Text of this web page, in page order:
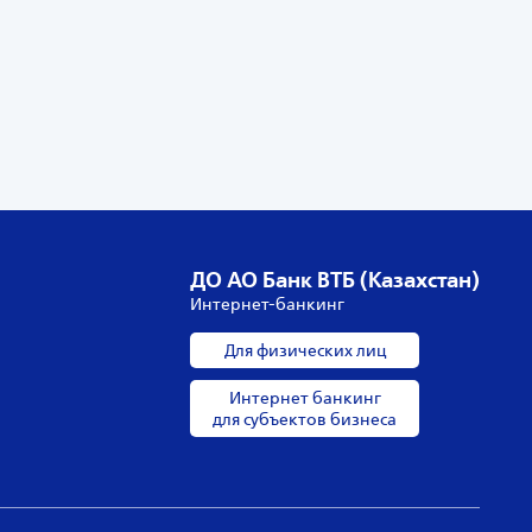
ДО АО Банк ВТБ (Казахстан)
Интернет-банкинг
Для физических лиц
Интернет банкинг
для субъектов бизнеса